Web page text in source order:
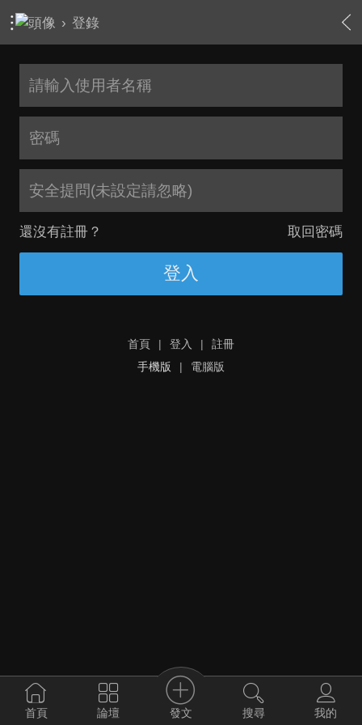
› 登錄
安全提問(未設定請忽略)
還沒有註冊？ 取回密碼
登入
首頁 | 登入 |
註冊
手機版
| 電腦版
首頁 論壇 發文 搜尋 我的